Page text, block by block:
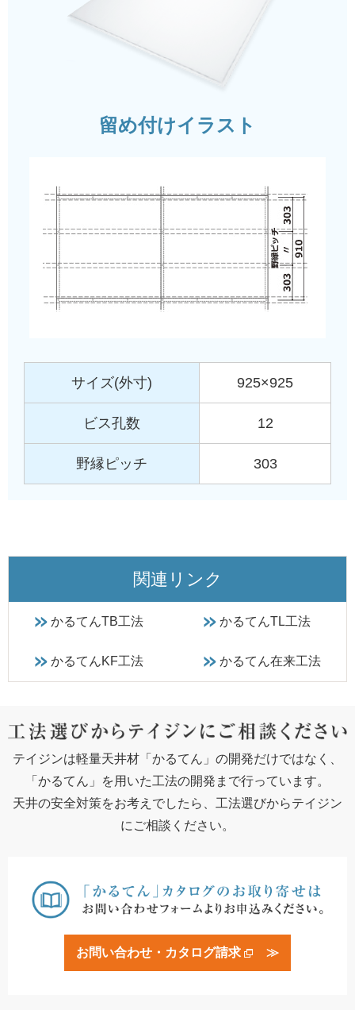
留め付けイラスト
サイズ(外寸) 925×925
ビス孔数 12
野縁ピッチ 303
関連リンク
かるてんTB工法 かるてんTL工法
かるてんKF工法 かるてん在来工法
テイジンは軽量天井材「かるてん」の開発だけではなく、
「かるてん」を用いた工法の開発まで行っています。
天井の安全対策をお考えでしたら、工法選びからテイジン
にご相談ください。
お問い合わせ・カタログ請求 ≫